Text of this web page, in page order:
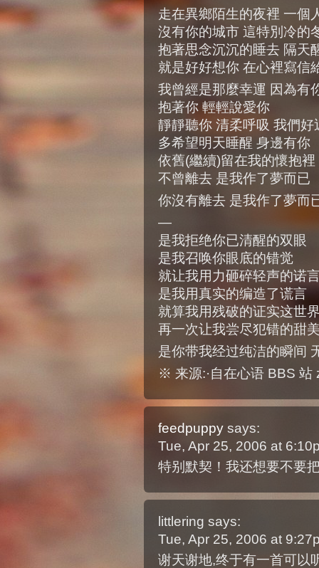
走在異鄉陌生的夜裡 一個
沒有你的城市 這特別冷的
抱著思念沉沉的睡去 隔天
就是好好想你 在心裡寫信
我曾經是那麼幸運 因為有
抱著你 輕輕說愛你
靜靜聽你 清柔呼吸 我們好
多希望明天睡醒 身邊有你
依舊(繼續)留在我的懷抱裡
不曾離去 是我作了夢而已
你沒有離去 是我作了夢而
—
是我拒绝你已清醒的双眼
是我召唤你眼底的错觉
就让我用力砸碎轻声的诺
是我用真实的编造了谎言
就算我用残破的证实这世
再一次让我尝尽犯错的甜
是你带我经过纯洁的瞬间
※ 来源:·自在心语 BBS 站
feedpuppy says:
Tue, Apr 25, 2006 at
特别默契！我还想要不要
littlering says:
Tue, Apr 25, 2006 at
谢天谢地,终于有一首可以